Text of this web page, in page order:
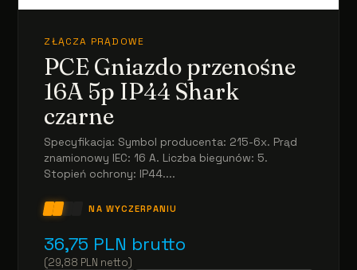
ZŁĄCZA PRĄDOWE
PCE Gniazdo przenośne
16A 5p IP44 Shark
czarne
Specyfikacja: Symbol producenta: 215-6x. Prąd
znamionowy IEC: 16 A. Liczba biegunów: 5.
Stopień ochrony: IP44....
NA WYCZERPANIU
36,75 PLN brutto
(29,88 PLN netto)